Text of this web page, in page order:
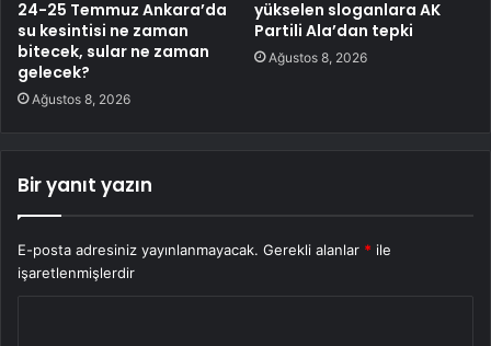
24-25 Temmuz Ankara’da
su kesintisi ne zaman
bitecek, sular ne zaman
gelecek?
Ağustos 8, 2026
yükselen sloganlara AK
Partili Ala’dan tepki
Ağustos 8, 2026
Bir yanıt yazın
E-posta adresiniz yayınlanmayacak. Gerekli alanlar * ile
işaretlenmişlerdir